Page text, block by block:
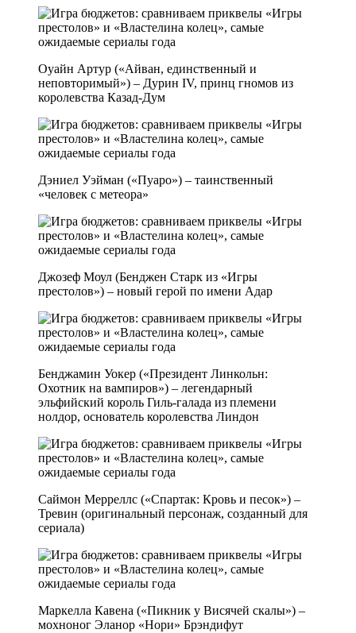
Оуайн Артур («Айван, единственный и
неповторимый») – Дурин IV, принц гномов из
королевства Казад-Дум
Дэниел Уэйман («Пуаро») – таинственный
«человек с метеора»
Джозеф Моул (Бенджен Старк из «Игры
престолов») – новый герой по имени Адар
Бенджамин Уокер («Президент Линкольн:
Охотник на вампиров») – легендарный
эльфийский король Гиль-галада из племени
нолдор, основатель королевства Линдон
Саймон Мерреллс («Спартак: Кровь и песок») –
Тревин (оригинальный персонаж, созданный для
сериала)
Маркелла Кавена («Пикник у Висячей скалы») –
мохноног Эланор «Нори» Брэндифут